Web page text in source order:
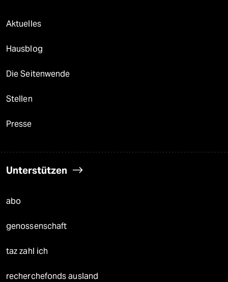
Aktuelles
Hausblog
Die Seitenwende
Stellen
Presse
Unterstützen
abo
genossenschaft
taz zahl ich
recherchefonds ausland